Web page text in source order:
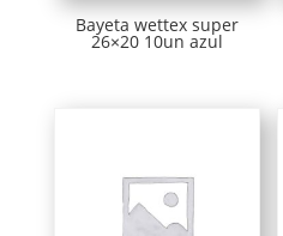
Bayeta wettex super
26×20 10un azul